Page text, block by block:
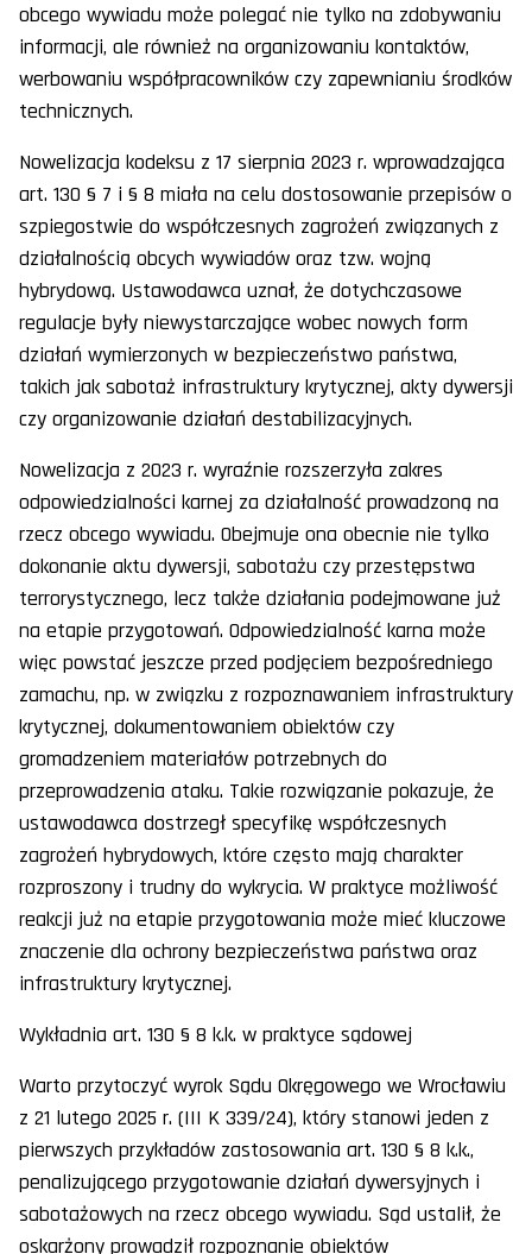
obcego wywiadu może polegać nie tylko na zdobywaniu
informacji, ale również na organizowaniu kontaktów,
werbowaniu współpracowników czy zapewnianiu środków
technicznych.
Nowelizacja kodeksu z 17 sierpnia 2023 r. wprowadzająca
art. 130 § 7 i § 8 miała na celu dostosowanie przepisów o
szpiegostwie do współczesnych zagrożeń związanych z
działalnością obcych wywiadów oraz tzw. wojną
hybrydową. Ustawodawca uznał, że dotychczasowe
regulacje były niewystarczające wobec nowych form
działań wymierzonych w bezpieczeństwo państwa,
takich jak sabotaż infrastruktury krytycznej, akty dywersji
czy organizowanie działań destabilizacyjnych.
Nowelizacja z 2023 r. wyraźnie rozszerzyła zakres
odpowiedzialności karnej za działalność prowadzoną na
rzecz obcego wywiadu. Obejmuje ona obecnie nie tylko
dokonanie aktu dywersji, sabotażu czy przestępstwa
terrorystycznego, lecz także działania podejmowane już
na etapie przygotowań. Odpowiedzialność karna może
więc powstać jeszcze przed podjęciem bezpośredniego
zamachu, np. w związku z rozpoznawaniem infrastruktury
krytycznej, dokumentowaniem obiektów czy
gromadzeniem materiałów potrzebnych do
przeprowadzenia ataku. Takie rozwiązanie pokazuje, że
ustawodawca dostrzegł specyfikę współczesnych
zagrożeń hybrydowych, które często mają charakter
rozproszony i trudny do wykrycia. W praktyce możliwość
reakcji już na etapie przygotowania może mieć kluczowe
znaczenie dla ochrony bezpieczeństwa państwa oraz
infrastruktury krytycznej.
Wykładnia art. 130 § 8 k.k. w praktyce sądowej
Warto przytoczyć wyrok Sądu Okręgowego we Wrocławiu
z 21 lutego 2025 r. (III K 339/24), który stanowi jeden z
pierwszych przykładów zastosowania art. 130 § 8 k.k.,
penalizującego przygotowanie działań dywersyjnych i
sabotażowych na rzecz obcego wywiadu. Sąd ustalił, że
oskarżony prowadził rozpoznanie obiektów